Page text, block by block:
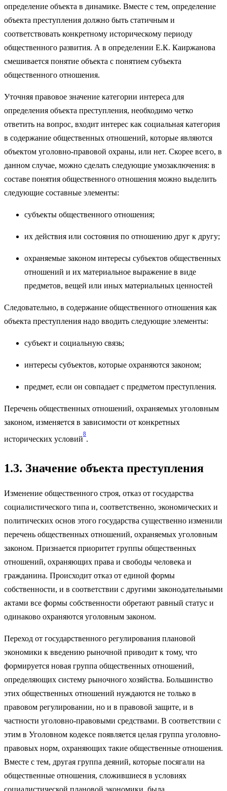
определение объекта в динамике. Вместе с тем, определение
объекта преступления должно быть статичным и
соответствовать конкретному историческому периоду
общественного развития. А в определении Е.К. Каиржанова
смешивается понятие объекта с понятием субъекта
общественного отношения.
Уточняя правовое значение категории интереса для
определения объекта преступления, необходимо четко
ответить на вопрос, входит интерес как социальная категория
в содержание общественных отношений, которые являются
объектом уголовно-правовой охраны, или нет. Скорее всего, в
данном случае, можно сделать следующие умозаключения: в
составе понятия общественного отношения можно выделить
следующие составные элементы:
субъекты общественного отношения;
их действия или состояния по отношению друг к другу;
охраняемые законом интересы субъектов общественных
отношений и их материальное выражение в виде
предметов, вещей или иных материальных ценностей
Следовательно, в содержание общественного отношения как
объекта преступления надо вводить следующие элементы:
субъект и социальную связь;
интересы субъектов, которые охраняются законом;
предмет, если он совпадает с предметом преступления.
Перечень общественных отношений, охраняемых уголовным
законом, изменяется в зависимости от конкретных
исторических условий
8
.
1.3. Значение объекта преступления
Изменение общественного строя, отказ от государства
социалистического типа и, соответственно, экономических и
политических основ этого государства существенно изменили
перечень общественных отношений, охраняемых уголовным
законом. Признается приоритет группы общественных
отношений, охраняющих права и свободы человека и
гражданина. Происходит отказ от единой формы
собственности, и в соответствии с другими законодательными
актами все формы собственности обретают равный статус и
одинаково охраняются уголовным законом.
Переход от государственного регулирования плановой
экономики к введению рыночной приводит к тому, что
формируется новая группа общественных отношений,
определяющих систему рыночного хозяйства. Большинство
этих общественных отношений нуждаются не только в
правовом регулировании, но и в правовой защите, и в
частности уголовно-правовыми средствами. В соответствии с
этим в Уголовном кодексе появляется целая группа уголовно-
правовых норм, охраняющих такие общественные отношения.
Вместе с тем, другая группа деяний, которые посягали на
общественные отношения, сложившиеся в условиях
социалистической плановой экономики, была